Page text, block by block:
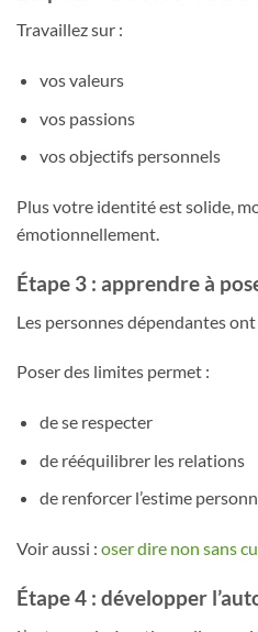
Travaillez sur :
vos valeurs
vos passions
vos objectifs personnels
Plus votre identité est solide,
émotionnellement.
Étape 3 : apprendre à
Les personnes dépendantes
Poser des limites permet :
de se respecter
de rééquilibrer les relations
de renforcer l’estime
Voir aussi : oser dire non sans
Étape 4 : développer